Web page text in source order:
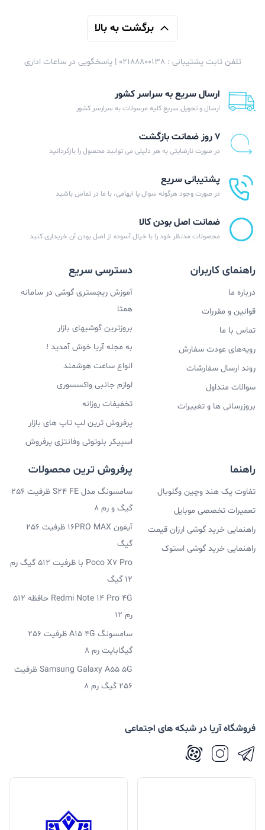
برگشت به بالا
تلفن ثابت پشتیبانی : 02188800138 | پاسخگویی در ساعات اداری
ارسال سریع به سراسر کشور
ارسال و تحویل سریع کلیه مرسولات به سرارسر کشور
۷ روز ضمانت بازگشت
در صورت نارضایتی به هر دلیلی می توانید محصول را بازگردانید
پشتیبانی سریع
در صورت وجود هرگونه سوال یا ابهامی، با ما در تماس باشید
ضمانت اصل بودن کالا
محصولات مدنظر خود را با خیال آسوده از اصل بودن آن خریداری کنید
راهنمای کاربران
درباره ما
قوانین و مقررات
تماس با ما
رویه‌های عودت سفارش
روند ارسال سفارشات
سوالات متداول
بروزرسانی ها و تغییرات
دسترسی سریع
آموزش ریجستری گوشی در سامانه
همتا
بروزترین گوشیهای بازار
به مجله آریا خوش آمدید !
انواع ساعت هوشمند
لوازم جانبی واکسسوری
تخفیفات روزانه
پرفروش ترین لپ تاپ های بازار
اسپیکر بلوتوثی وفانتزی پرفروش
راهنما
تفاوت پک هند وچین وگلوبال
تعمیرات تخصصی موبایل
راهنمایی خرید گوشی ارزان قیمت
راهنمایی خرید گوشی استوک
پرفروش ترین محصولات
سامسونگ مدل S24 FE ظرفیت 256
گیگ و رم 8
آیفون 16PRO MAX ظرفیت 256
گیگ
Poco X7 Pro با ظرفیت 512 گیگ رم
12 گیگ
Redmi Note 14 Pro 4G حافظه 512
رم 12
سامسونگ A15 4G ظرفیت 256
گیگابایت رم 8
Samsung Galaxy A55 5G ظرفیت
256 گیگ رم 8
فروشگاه آریا در شبکه های اجتماعی